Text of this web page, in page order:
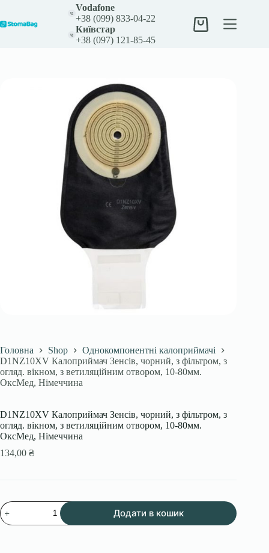
вмісту
Vodafone
+38 (099) 833-04-22
Київстар
+38 (097) 121-85-45
Кошик
Головна Shop
Однокомпонентні калоприймачі
D1NZ10XV Калоприймач Зенсів, чорний, з фільтром, з
огляд. вікном, з ветиляційним отвором, 10-80мм.
ОксМед, Німеччина
D1NZ10XV Калоприймач Зенсів, чорний, з фільтром, з
огляд. вікном, з ветиляційним отвором, 10-80мм.
ОксМед, Німеччина
134,00 ₴
D1NZ10XV
Калоприймач
Зенсів,
Додати в кошик